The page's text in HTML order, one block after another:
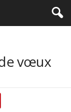
vœux